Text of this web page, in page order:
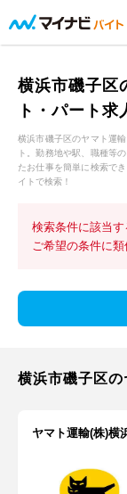
横浜市磯子区
ト・パート求
横浜市磯子区のヤマト運
ト。勤務地や駅、職種等
たお仕事を簡単に検索で
イトで検索！
検索条件に該当す
ご希望の条件に
横浜市磯子区
ヤマト運輸(株)横